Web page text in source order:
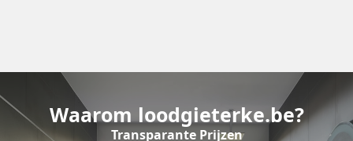
Waarom loodgieterke.be?
Transparante Prijzen